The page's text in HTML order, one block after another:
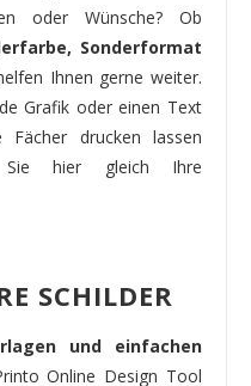
oder Wünsche? Ob
Sonderformat
Ihnen gerne weiter.
Grafik oder einen Text
drucken lassen
Sie hier gleich Ihre
SCHILDER
und einfachen
Online Design Tool